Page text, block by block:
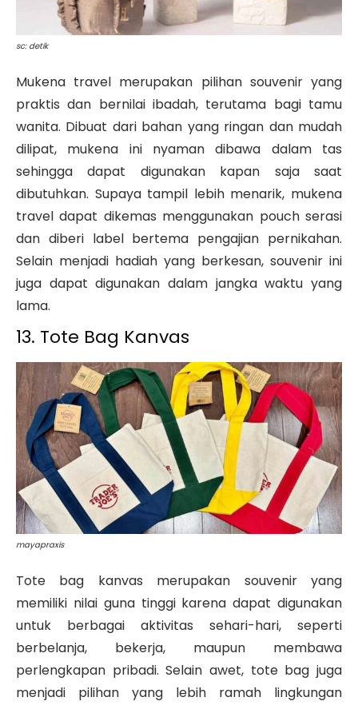
sc: detik
Mukena travel merupakan pilihan souvenir yang
praktis dan bernilai ibadah, terutama bagi tamu
wanita. Dibuat dari bahan yang ringan dan mudah
dilipat, mukena ini nyaman dibawa dalam tas
sehingga dapat digunakan kapan saja saat
dibutuhkan. Supaya tampil lebih menarik, mukena
travel dapat dikemas menggunakan pouch serasi
dan diberi label bertema pengajian pernikahan.
Selain menjadi hadiah yang berkesan, souvenir ini
juga dapat digunakan dalam jangka waktu yang
lama.
13. Tote Bag Kanvas
mayapraxis
Tote bag kanvas merupakan souvenir yang
memiliki nilai guna tinggi karena dapat digunakan
untuk berbagai aktivitas sehari-hari, seperti
berbelanja, bekerja, maupun membawa
perlengkapan pribadi. Selain awet, tote bag juga
menjadi pilihan yang lebih ramah lingkungan